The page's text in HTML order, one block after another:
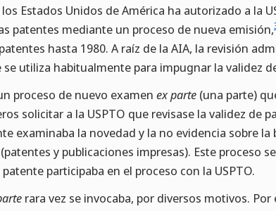
Estados Unidos de América ha autorizado a la
patentes mediante un proceso de nueva emisión,
hasta 1980. A raíz de la AIA, la revisión
utiliza habitualmente para impugnar la validez
proceso de nuevo examen ex parte (una parte)
solicitar a la USPTO que revisase la validez de
examinaba la novedad y la no evidencia sobre la
y publicaciones impresas). Este proceso
participaba en el proceso con la USPTO.
rara vez se invocaba, por diversos motivos.